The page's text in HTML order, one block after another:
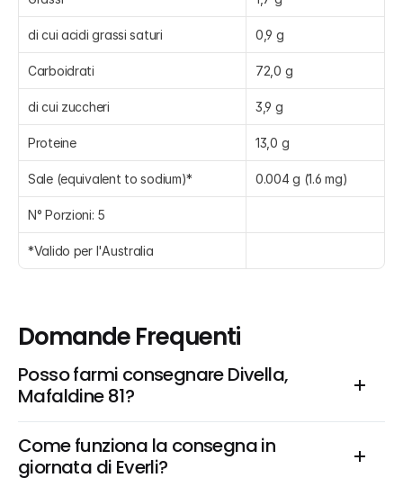
di cui acidi grassi saturi 0,9 g
Carboidrati 72,0 g
di cui zuccheri 3,9 g
Proteine 13,0 g
Sale (equivalent to sodium)* 0.004 g (1.6 mg)
N° Porzioni: 5
*Valido per l'Australia
Domande Frequenti
Posso farmi consegnare Divella,
Mafaldine 81?
Come funziona la consegna in
giornata di Everli?